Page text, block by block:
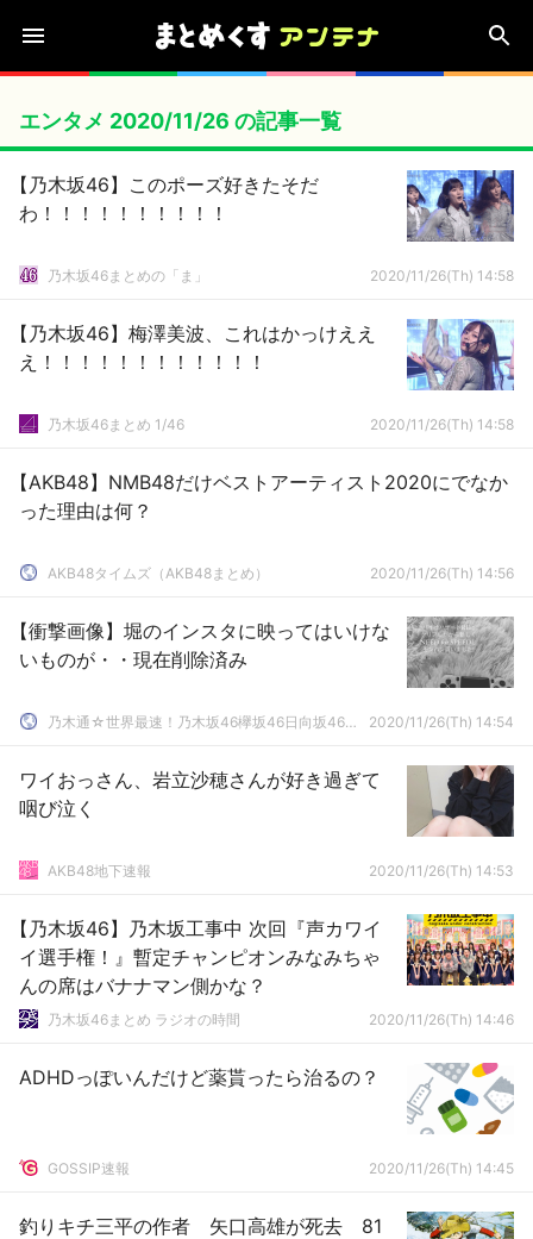
エンタメ 2020/11/26 の記事一覧
【乃木坂46】このポーズ好きたそだ
わ！！！！！！！！！！
乃木坂46まとめの「ま」 2020/11/26(Th) 14:58
【乃木坂46】梅澤美波、これはかっけええ
え！！！！！！！！！！！！
乃木坂46まとめ 1/46 2020/11/26(Th) 14:58
【AKB48】NMB48だけベストアーティスト2020にでなか
った理由は何？
AKB48タイムズ（AKB48まとめ） 2020/11/26(Th) 14:56
【衝撃画像】堀のインスタに映ってはいけな
いものが・・現在削除済み
乃木通☆世界最速！乃木坂46欅坂46日向坂46速報まとめ 2020/11/26(Th) 14:54
ワイおっさん、岩立沙穂さんが好き過ぎて
咽び泣く
AKB48地下速報 2020/11/26(Th) 14:53
【乃木坂46】乃木坂工事中 次回『声カワイ
イ選手権！』暫定チャンピオンみなみちゃ
んの席はバナナマン側かな？
乃木坂46まとめ ラジオの時間 2020/11/26(Th) 14:46
ADHDっぽいんだけど薬貰ったら治るの？
GOSSIP速報 2020/11/26(Th) 14:45
釣りキチ三平の作者 矢口高雄が死去 81